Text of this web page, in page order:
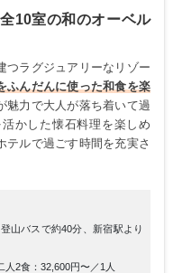
10室の和のオーベル
つラグジュアリーなリゾー
ふんだんに使った和食を楽
魅力で大人が落ち着いて過
かした懐石料理を楽しめ
テルで過ごす時間を充実さ
山バスで約40分、新宿駅より
2食：32,600円〜／1人